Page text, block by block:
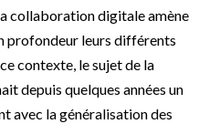
collaboration digitale amène
profondeur leurs différents
contexte, le sujet de la
depuis quelques années un
avec la généralisation des